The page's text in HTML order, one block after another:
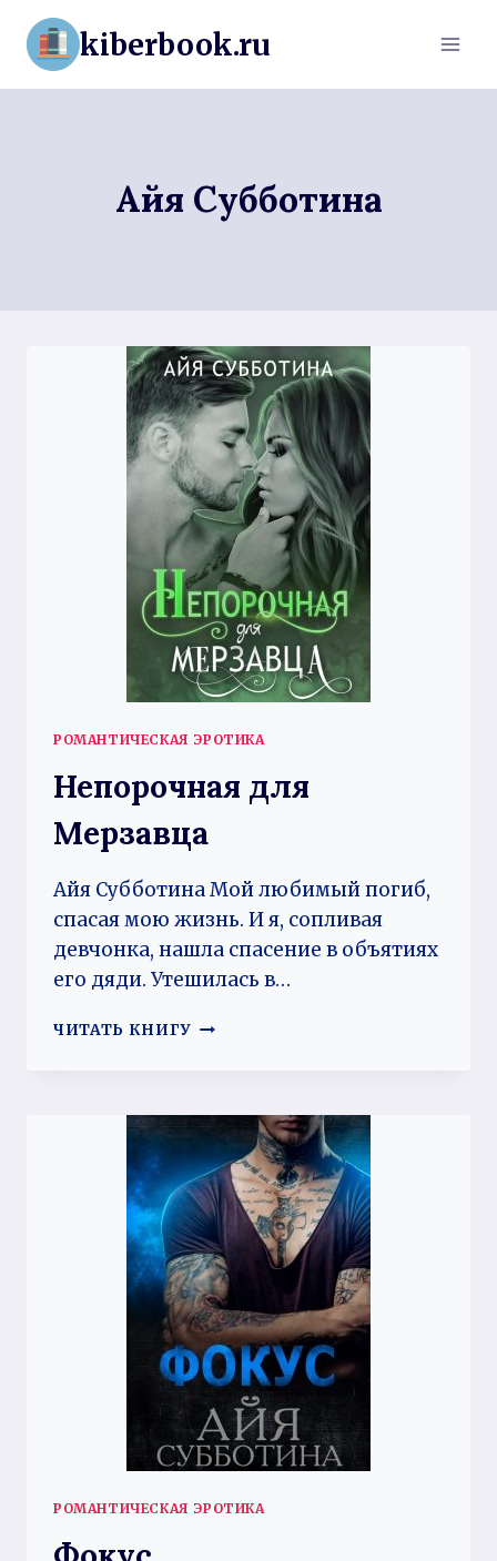
Перейти
содержимому
kiberbook.ru
Айя Субботина
РОМАНТИЧЕСКАЯ ЭРОТИКА
Непорочная для
Мерзавца
Айя Субботина Мой любимый погиб,
спасая мою жизнь. И я, сопливая
девчонка, нашла спасение в объятиях
его дяди. Утешилась в…
ЧИТАТЬ КНИГУ НЕПОРОЧНАЯ
РОМАНТИЧЕСКАЯ ЭРОТИКА